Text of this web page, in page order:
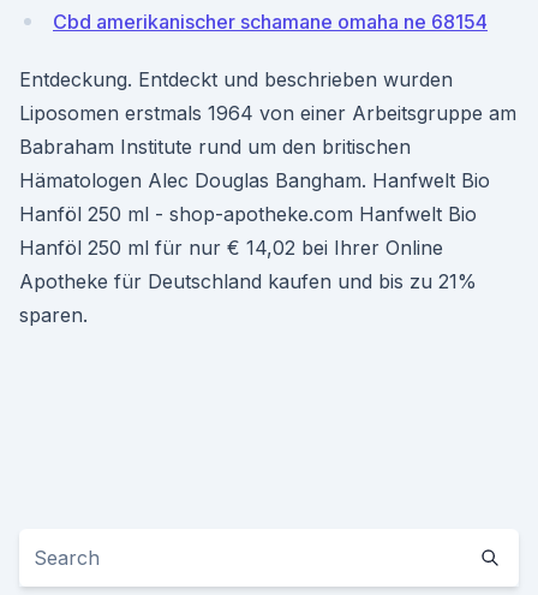
Cbd amerikanischer schamane omaha ne 68154
Entdeckung. Entdeckt und beschrieben wurden
Liposomen erstmals 1964 von einer Arbeitsgruppe am
Babraham Institute rund um den britischen
Hämatologen Alec Douglas Bangham. Hanfwelt Bio
Hanföl 250 ml - shop-apotheke.com Hanfwelt Bio
Hanföl 250 ml für nur € 14,02 bei Ihrer Online
Apotheke für Deutschland kaufen und bis zu 21%
sparen.